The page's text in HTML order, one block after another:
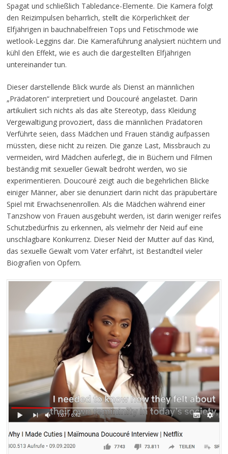
Spagat und schließlich Tabledance-Elemente. Die Kamera folgt
den Reizimpulsen beharrlich, stellt die Körperlichkeit der
Elfjährigen in bauchnabelfreien Tops und Fetischmode wie
wetlook-Leggins dar. Die Kameraführung analysiert nüchtern und
kühl den Effekt, wie es auch die dargestellten Elfjährigen
untereinander tun.
Dieser darstellende Blick wurde als Dienst an männlichen
„Prädatoren“ interpretiert und Doucouré angelastet. Darin
artikuliert sich nichts als das alte Stereotyp, dass Kleidung
Vergewaltigung provoziert, dass die männlichen Prädatoren
Verführte seien, dass Mädchen und Frauen ständig aufpassen
müssten, diese nicht zu reizen. Die ganze Last, Missbrauch zu
vermeiden, wird Mädchen auferlegt, die in Büchern und Filmen
beständig mit sexueller Gewalt bedroht werden, wo sie
experimentieren. Doucouré zeigt auch die begehrlichen Blicke
einiger Männer, aber sie denunziert darin nicht das präpubertäre
Spiel mit Erwachsenenrollen. Als die Mädchen während einer
Tanzshow von Frauen ausgebuht werden, ist darin weniger reifes
Schutzbedürfnis zu erkennen, als vielmehr der Neid auf eine
unschlagbare Konkurrenz. Dieser Neid der Mutter auf das Kind,
das sexuelle Gewalt vom Vater erfährt, ist Bestandteil vieler
Biografien von Opfern.